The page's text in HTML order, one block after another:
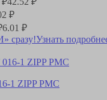
₽
6.01 ₽
сразу!Узнать
1 ZIPP РМС